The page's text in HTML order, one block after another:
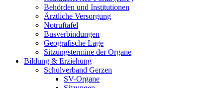
Behörden und Institutionen
Ärztliche Versorgung
Notruftafel
Busverbindungen
Geografische Lage
Sitzungstermine der Organe
Bildung & Erziehung
Schulverband Gerzen
SV-Organe